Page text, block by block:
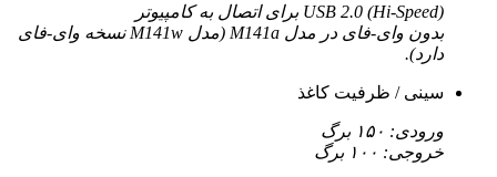
USB 2.0 (Hi-Speed) برای اتصال به کامپیوتر
بدون وای-فای در مدل M141a (مدل M141w نسخه وای‌-فای
دارد).
سینی / ظرفیت کاغذ
ورودی: ۱۵۰ برگ
خروجی: ۱۰۰ برگ